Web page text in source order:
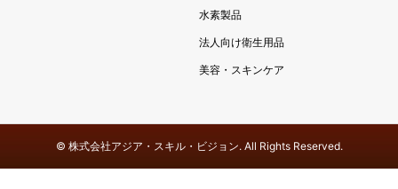
水素製品
法人向け衛生用品
美容・スキンケア
© 株式会社アジア・スキル・ビジョン. All Rights Reserved.